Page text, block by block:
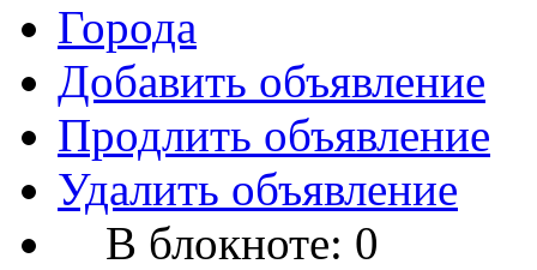
Города
Добавить объявление
Продлить объявление
Удалить объявление
В блокноте: 0